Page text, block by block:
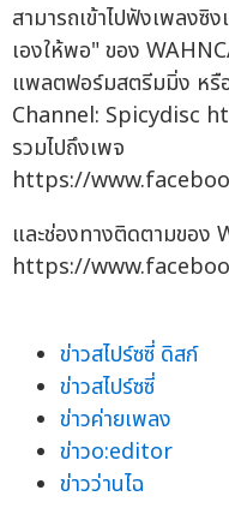
สามารถเข้าไปฟังเพลงซิ
เองให้พอ" ของ
แพลตฟอร์มสตรีมมิ่ง หรื
Channel: Spicydisc
รวมไปถึงเพจ
https://
และช่องทางติดตามของ
https://
ข่าวสไปร์ซซี่ ดิสก์
ข่าวสไปร์ซซี่
ข่าวค่ายเพลง
ข่าวo:editor
ข่าวว่านไฉ